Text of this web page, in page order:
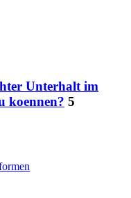
Unterhalt im
koennen? 5